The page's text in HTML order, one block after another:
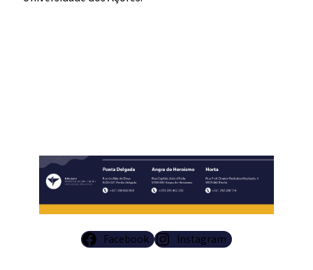
Facebook Instagram